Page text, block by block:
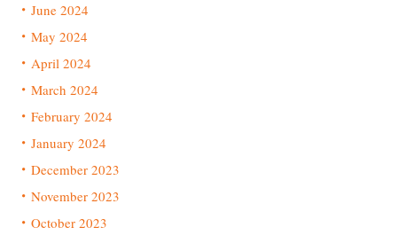
June 2024
May 2024
April 2024
March 2024
February 2024
January 2024
December 2023
November 2023
October 2023